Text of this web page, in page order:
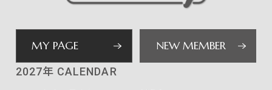
MY PAGE NEW MEMBER
2027年 CALENDAR